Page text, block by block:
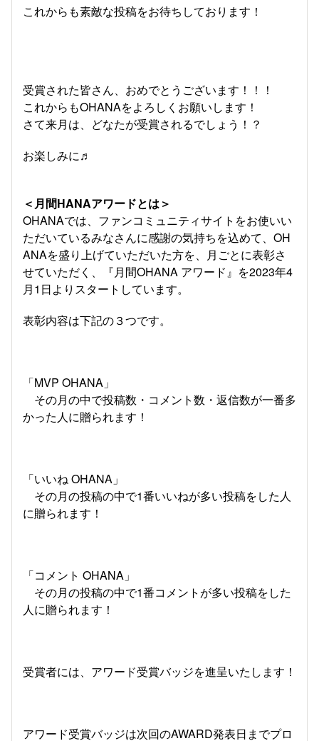
これからも素敵な投稿をお待ちしております！
受賞された皆さん、おめでとうございます！！！
これからもOHANAをよろしくお願いします！
さて来月は、どなたが受賞されるでしょう！？
お楽しみに♬
＜月間HANAアワードとは＞
OHANAでは、ファンコミュニティサイトをお使いい
ただいているみなさんに感謝の気持ちを込めて、OH
ANAを盛り上げていただいた方を、月ごとに表彰さ
せていただく、『月間OHANA アワード』を2023年4
月1日よりスタートしています。
表彰内容は下記の３つです。
「MVP OHANA」
その月の中で投稿数・コメント数・返信数が一番多
かった人に贈られます！
「いいね OHANA」
その月の投稿の中で1番いいねが多い投稿をした人
に贈られます！
「コメント OHANA」
その月の投稿の中で1番コメントが多い投稿をした
人に贈られます！
受賞者には、アワード受賞バッジを進呈いたします！
アワード受賞バッジは次回のAWARD発表日までプロ